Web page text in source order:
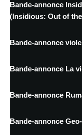
Bande-annonce
(Insidious: Out of
Bande-annonce
Bande-annonce La
Bande-annonce
Bande-annonce